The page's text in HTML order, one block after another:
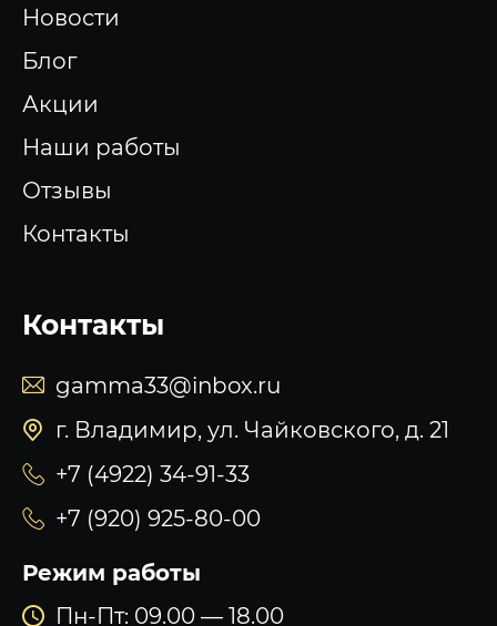
Новости
Блог
Акции
Наши работы
Отзывы
Контакты
Контакты
gamma33@inbox.ru
г. Владимир, ул. Чайковского, д. 21
+7 (4922) 34-91-33
+7 (920) 925-80-00
Режим работы
Пн-Пт: 09.00 — 18.00